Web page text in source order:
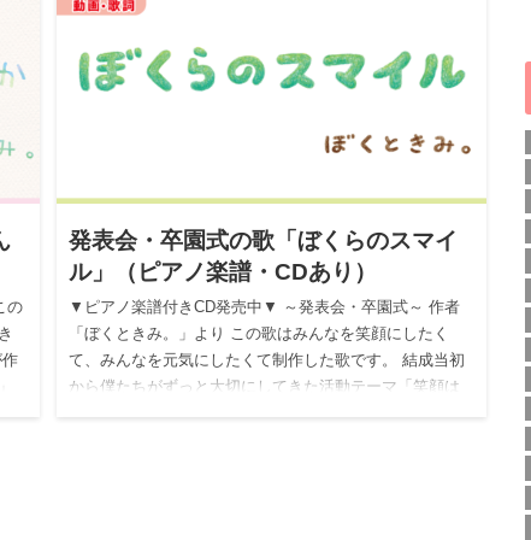
の
発表会・卒園式の歌「ぼくらのスマイ
ル」（ピアノ楽譜・CDあり）
▼ピアノ楽譜付きCD発売中▼ ～発表会・卒園式～ 作者
「ぼくときみ。」より この歌はみんなを笑顔にしたく
て、みんなを元気にしたくて制作した歌です。 結成当初
から僕たちがずっと大切にしてきた活動テーマ「笑顔は